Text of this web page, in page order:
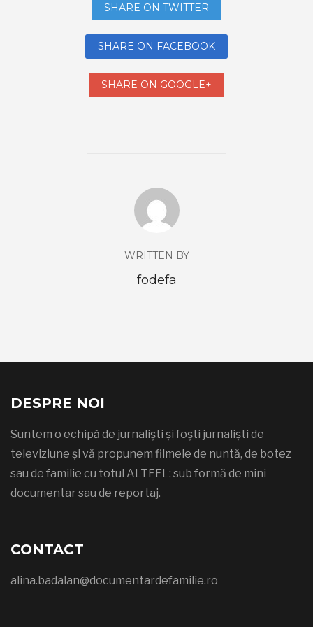
SHARE ON TWITTER
SHARE ON FACEBOOK
SHARE ON GOOGLE+
WRITTEN BY
fodefa
DESPRE NOI
Suntem o echipă de jurnaliști și foști jurnaliști de
televiziune și vă propunem filmele de nuntă, de botez
sau de familie cu totul ALTFEL: sub formă de mini
documentar sau de reportaj.
CONTACT
alina.badalan@documentardefamilie.ro